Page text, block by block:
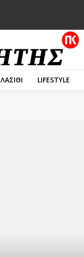
ΛΑΣΙΘΙ LIFESTYLE